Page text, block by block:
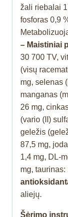
žali riebalai
fosforas 0,9
– Maistiniai
30 700 TV,
(visų
mg, selenas
manganas
26 mg,
(vario (II)
geležis
87,5 mg,
1,4 mg, DL-
mg, taurinas:
aliejų.
Šėrimo